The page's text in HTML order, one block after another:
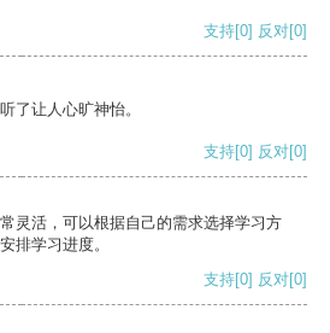
支持[0] 反对[0]
了让人心旷神怡。
支持[0] 反对[0]
灵活，可以根据自己的需求选择学习方
排学习进度。
支持[0] 反对[0]